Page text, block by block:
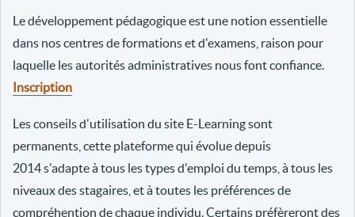
Le développement pédagogique est une notion essentielle
dans nos centres de formations et d'examens, raison pour
laquelle les autorités administratives nous font confiance.
Inscription
Les conseils d'utilisation du site E-Learning sont
permanents, cette plateforme qui évolue depuis
2014 s'adapte à tous les types d'emploi du temps, à tous les
niveaux des stagaires, et à toutes les préférences de
compréhention de chaque individu. Certains préfèreront des